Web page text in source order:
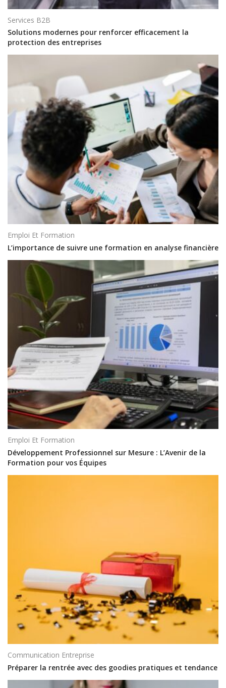
Services B2B
Solutions modernes pour renforcer efficacement la
protection des entreprises
Emploi Et Formation
L’importance de suivre une formation en analyse financière
Emploi Et Formation
Développement Professionnel sur Mesure : L’Avenir de la
Formation pour vos Équipes
Communication Entreprise
Préparer la rentrée avec des goodies pratiques et tendance